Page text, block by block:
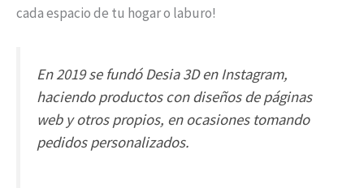
cada espacio de tu hogar o laburo!
En 2019 se fundó Desia 3D en Instagram,
haciendo productos con diseños de páginas
web y otros propios, en ocasiones tomando
pedidos personalizados.